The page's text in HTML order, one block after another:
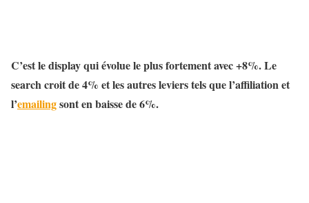
C’est le display qui évolue le plus fortement avec +8%. Le
search croit de 4% et les autres leviers tels que l’affiliation et
l’emailingsont en baisse de 6%.